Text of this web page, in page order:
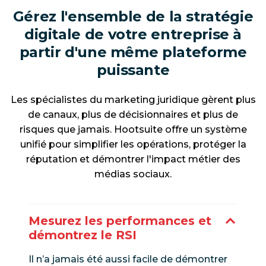
Gérez l'ensemble de la stratégie
digitale de votre entreprise à
partir d'une même plateforme
puissante
Les spécialistes du marketing juridique gèrent plus
de canaux, plus de décisionnaires et plus de
risques que jamais. Hootsuite offre un système
unifié pour simplifier les opérations, protéger la
réputation et démontrer l'impact métier des
médias sociaux.
Mesurez les performances et
démontrez le RSI
Il n’a jamais été aussi facile de démontrer